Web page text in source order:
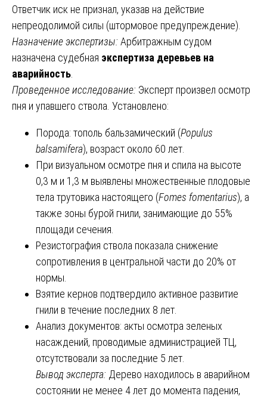
Ответчик иск не признал, указав на действие
непреодолимой силы (штормовое предупреждение).
Назначение экспертизы: Арбитражным судом
назначена судебная экспертиза деревьев на
аварийность
Проведенное исследование: Эксперт произвел осмотр
пня и упавшего ствола. Установлено:
Порода: тополь бальзамический (Populus
balsamifera), возраст около 60 лет.
При визуальном осмотре пня и спила на высоте
0,3 м и 1,3 м выявлены множественные плодовые
тела трутовика настоящего (Fomes fomentarius), а
также зоны бурой гнили, занимающие до 55%
площади сечения.
Резистография ствола показала снижение
сопротивления в центральной части до 20% от
нормы.
Взятие кернов подтвердило активное развитие
гнили в течение последних 8 лет.
Анализ документов: акты осмотра зеленых
насаждений, проводимые администрацией ТЦ,
отсутствовали за последние 5 лет.
Вывод эксперта: Дерево находилось в аварийном
состоянии не менее 4 лет до момента падения,